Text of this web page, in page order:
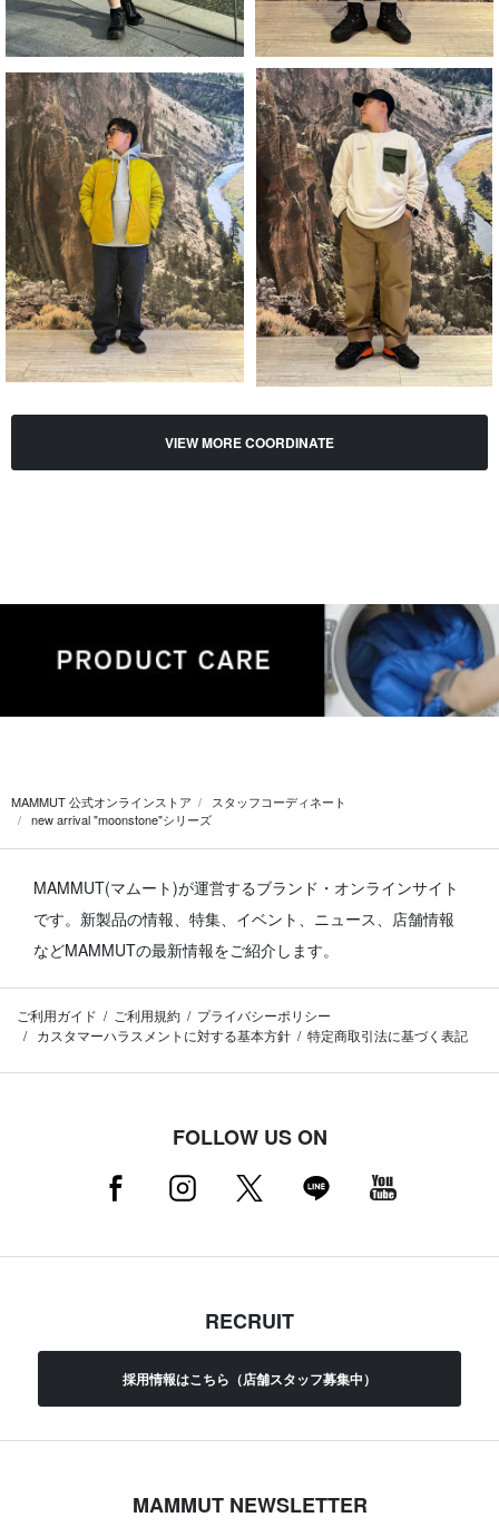
VIEW MORE COORDINATE
MAMMUT 公式オンラインストア
スタッフコーディネート
new arrival "moonstone"シリーズ
MAMMUT(マムート)が運営するブランド・オンラインサイト
です。 新製品の情報、特集、イベント、ニュース、店舗情報
などMAMMUTの最新情報をご紹介します。
ご利用ガイド ご利用規約
プライバシーポリシー
カスタマーハラスメントに対する基本方針
特定商取引法に基づく表記
FOLLOW US ON
RECRUIT
採用情報はこちら（店舗スタッフ募集中）
MAMMUT NEWSLETTER